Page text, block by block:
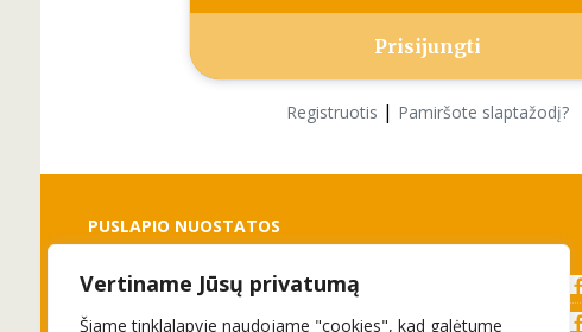
Vertiname Jūsų privatumą
Šiame tinklalapyje naudojame "cookies", kad galėtume
Registruotis | Pamiršote slaptažodį?
PUSLAPIO NUOSTATOS
Slapukai
Privatumo politika